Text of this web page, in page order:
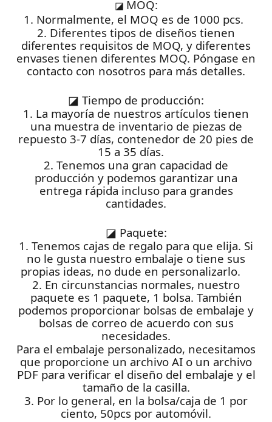
◪ MOQ:
1. Normalmente, el MOQ es de 1000 pcs.
2. Diferentes tipos de diseños tienen
diferentes requisitos de MOQ, y diferentes
envases tienen diferentes MOQ. Póngase en
contacto con nosotros para más detalles.
◪ Tiempo de producción:
1. La mayoría de nuestros artículos tienen
una muestra de inventario de piezas de
repuesto 3-7 días, contenedor de 20 pies de
15 a 35 días.
2. Tenemos una gran capacidad de
producción y podemos garantizar una
entrega rápida incluso para grandes
cantidades.
◪ Paquete:
1. Tenemos cajas de regalo para que elija. Si
no le gusta nuestro embalaje o tiene sus
propias ideas, no dude en personalizarlo.
2. En circunstancias normales, nuestro
paquete es 1 paquete, 1 bolsa. También
podemos proporcionar bolsas de embalaje y
bolsas de correo de acuerdo con sus
necesidades.
Para el embalaje personalizado, necesitamos
que proporcione un archivo AI o un archivo
PDF para verificar el diseño del embalaje y el
tamaño de la casilla.
3. Por lo general, en la bolsa/caja de 1 por
ciento, 50pcs por automóvil.